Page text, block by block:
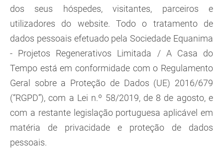
dos seus hóspedes, visitantes, parceiros e
utilizadores do website. Todo o tratamento de
dados pessoais efetuado pela Sociedade Equanima
- Projetos Regenerativos Limitada / A Casa do
Tempo está em conformidade com o Regulamento
Geral sobre a Proteção de Dados (UE) 2016/679
(“RGPD”), com a Lei n.º 58/2019, de 8 de agosto, e
com a restante legislação portuguesa aplicável em
matéria de privacidade e proteção de dados
pessoais.